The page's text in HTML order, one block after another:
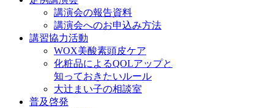
講演会の報告資料
講演会へのお申込み方法
講習協力活動
WOX美酸素頭皮ケア
化粧品によるQOLアップと
知っておきたいルール
大辻まい子の相談室
普及啓発